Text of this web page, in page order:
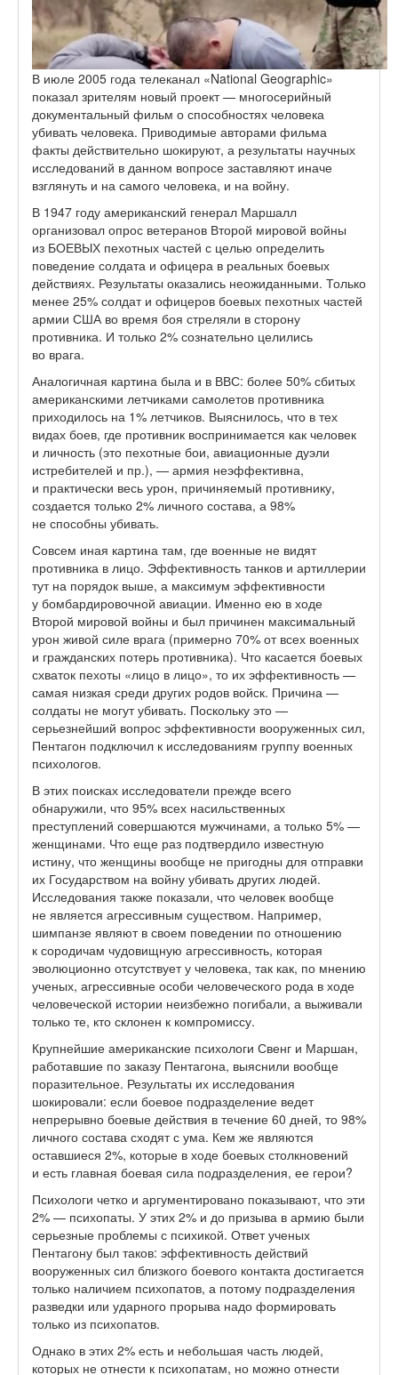
В июле 2005 года телеканал «National Geographic»
показал зрителям новый проект — многосерийный
документальный фильм о способностях человека
убивать человека. Приводимые авторами фильма
факты действительно шокируют, а результаты научных
исследований в данном вопросе заставляют иначе
взглянуть и на самого человека, и на войну.
В 1947 году американский генерал Маршалл
организовал опрос ветеранов Второй мировой войны
из БОЕВЫХ пехотных частей с целью определить
поведение солдата и офицера в реальных боевых
действиях. Результаты оказались неожиданными. Только
менее 25% солдат и офицеров боевых пехотных частей
армии США во время боя стреляли в сторону
противника. И только 2% сознательно целились
во врага.
Аналогичная картина была и в ВВС: более 50% сбитых
американскими летчиками самолетов противника
приходилось на 1% летчиков. Выяснилось, что в тех
видах боев, где противник воспринимается как человек
и личность (это пехотные бои, авиационные дуэли
истребителей и пр.), — армия неэффективна,
и практически весь урон, причиняемый противнику,
создается только 2% личного состава, а 98%
не способны убивать.
Совсем иная картина там, где военные не видят
противника в лицо. Эффективность танков и артиллерии
тут на порядок выше, а максимум эффективности
у бомбардировочной авиации. Именно ею в ходе
Второй мировой войны и был причинен максимальный
урон живой силе врага (примерно 70% от всех военных
и гражданских потерь противника). Что касается боевых
схваток пехоты «лицо в лицо», то их эффективность —
самая низкая среди других родов войск. Причина —
солдаты не могут убивать. Поскольку это —
серьезнейший вопрос эффективности вооруженных сил,
Пентагон подключил к исследованиям группу военных
психологов.
В этих поисках исследователи прежде всего
обнаружили, что 95% всех насильственных
преступлений совершаются мужчинами, а только 5% —
женщинами. Что еще раз подтвердило известную
истину, что женщины вообще не пригодны для отправки
их Государством на войну убивать других людей.
Исследования также показали, что человек вообще
не является агрессивным существом. Например,
шимпанзе являют в своем поведении по отношению
к сородичам чудовищную агрессивность, которая
эволюционно отсутствует у человека, так как, по мнению
ученых, агрессивные особи человеческого рода в ходе
человеческой истории неизбежно погибали, а выживали
только те, кто склонен к компромиссу.
Крупнейшие американские психологи Свенг и Маршан,
работавшие по заказу Пентагона, выяснили вообще
поразительное. Результаты их исследования
шокировали: если боевое подразделение ведет
непрерывно боевые действия в течение 60 дней, то 98%
личного состава сходят с ума. Кем же являются
оставшиеся 2%, которые в ходе боевых столкновений
и есть главная боевая сила подразделения, ее герои?
Психологи четко и аргументировано показывают, что эти
2% — психопаты. У этих 2% и до призыва в армию были
серьезные проблемы с психикой. Ответ ученых
Пентагону был таков: эффективность действий
вооруженных сил близкого боевого контакта достигается
только наличием психопатов, а потому подразделения
разведки или ударного прорыва надо формировать
только из психопатов.
Однако в этих 2% есть и небольшая часть людей,
которых не отнести к психопатам, но можно отнести